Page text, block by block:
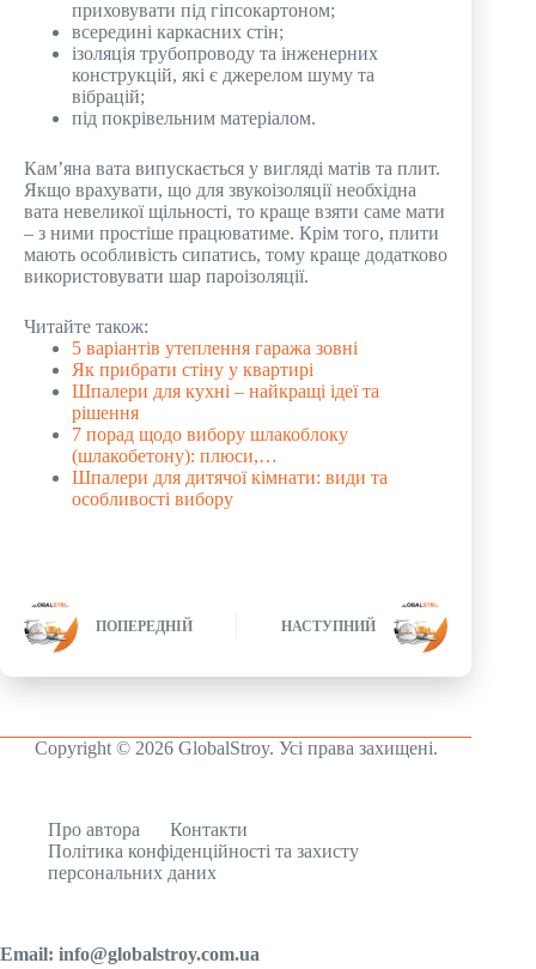
приховувати під гіпсокартоном;
всередині каркасних стін;
ізоляція трубопроводу та інженерних
конструкцій, які є джерелом шуму та
вібрацій;
під покрівельним матеріалом.
Кам’яна вата випускається у вигляді матів та плит.
Якщо врахувати, що для звукоізоляції необхідна
вата невеликої щільності, то краще взяти саме мати
– з ними простіше працюватиме. Крім того, плити
мають особливість сипатись, тому краще додатково
використовувати шар пароізоляції.
Читайте також:
5 варіантів утеплення гаража зовні
Як прибрати стіну у квартирі
Шпалери для кухні – найкращі ідеї та
рішення
7 порад щодо вибору шлакоблоку
(шлакобетону): плюси,…
Шпалери для дитячої кімнати: види та
особливості вибору
ПОПЕРЕДНІЙ НАСТУПНИЙ
Copyright © 2026 GlobalStroy. Усі права захищені.
Про автора
Контакти
Політика конфіденційності та захисту
персональних даних
Email: info@globalstroy.com.ua